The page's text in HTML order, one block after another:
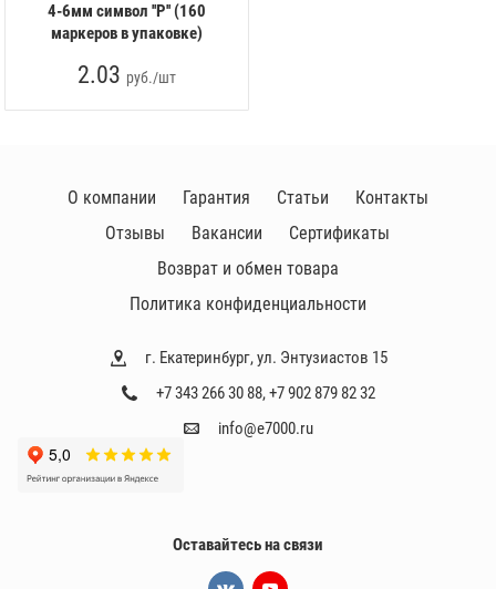
4-6мм символ ''P'' (160
маркеров в упаковке)
2.03 руб./шт
г. Екатеринбург, ул. Энтузиастов 15
+7 343 266 30 88,+7 902 879 82 32
info@e7000.ru
О компании Гарантия Статьи
Контакты
Отзывы
Вакансии
Сертификаты
Возврат и обмен товара
Политика конфиденциальности
Оставайтесь на связи